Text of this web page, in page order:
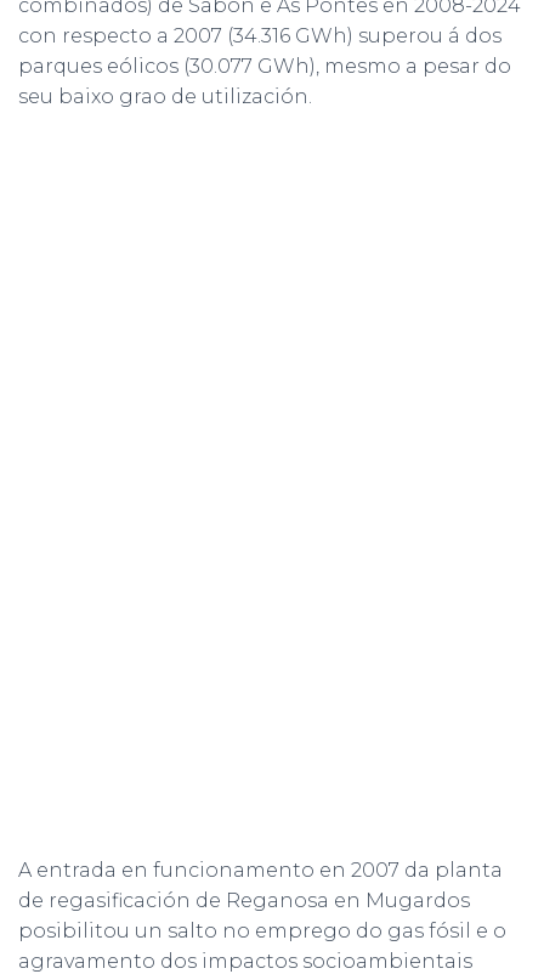
combinados) de Sabón e As Pontes en 2008-2024
con respecto a 2007 (34.316 GWh) superou á dos
parques eólicos (30.077 GWh), mesmo a pesar do
seu baixo grao de utilización.
A entrada en funcionamento en 2007 da planta
de regasificación de Reganosa en Mugardos
posibilitou un salto no emprego do gas fósil e o
agravamento dos impactos socioambientais